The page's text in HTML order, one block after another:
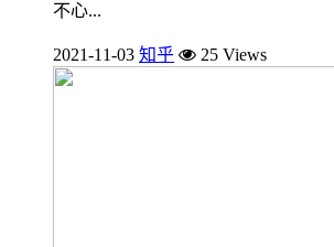
不心...
2021-11-03 知乎 25 Views